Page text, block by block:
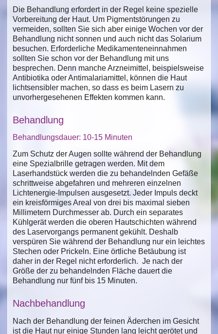
Die Behandlung erfordert in der Regel keine spezielle
Vorbereitung der Haut. Um Pigmentstörungen zu
vermeiden, sollten Sie sich aber einige Wochen vor der
Behandlung nicht sonnen und auch nicht das Solarium
besuchen. Erforderliche Medikamenteneinnahmen
sollten Sie schon vor der Behandlung mit uns
besprechen. Denn manche Arzneimittel, beispielsweise
Antibiotika oder Antimalariamittel, können die Haut
lichtsensibler machen, so dass es beim Lasern zu
unvorhergesehenen Effekten kommen kann.
Behandlung
Behandlungsdauer: 10-15 Minuten
Zum Schutz der Augen sollte während der Behandlung
eine Spezialbrille getragen werden. Mit dem
Laserhandstück werden die zu behandelnden Gefäße
schrittweise abgefahren und mehreren einzelnen
Lichtenergie-Impulsen ausgesetzt. Jeder Impuls deckt
ein kreisförmiges Areal von drei bis maximal sieben
Millimetern Durchmesser ab. Durch ein separates
Kühlgerät werden die oberen Hautschichten während
des Laservorgangs permanent gekühlt. Deshalb
verspüren Sie während der Behandlung nur ein leichtes
Stechen oder Prickeln. Eine örtliche Betäubung ist
daher in der Regel nicht erforderlich. Je nach der
Größe der zu behandelnden Fläche dauert die
Behandlung nur fünf bis 15 Minuten.
Nachbehandlung
Nach der Behandlung der feinen Äderchen im Gesicht
ist die Haut nur einige Stunden lang leicht gerötet und